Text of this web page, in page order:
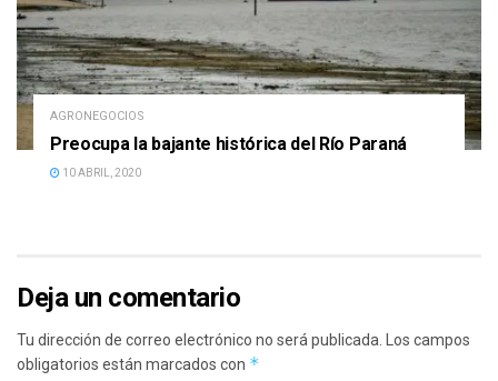
AGRONEGOCIOS
Preocupa la bajante histórica del Río Paraná
10 ABRIL, 2020
Deja un comentario
Tu dirección de correo electrónico no será publicada.
Los campos
obligatorios están marcados con *